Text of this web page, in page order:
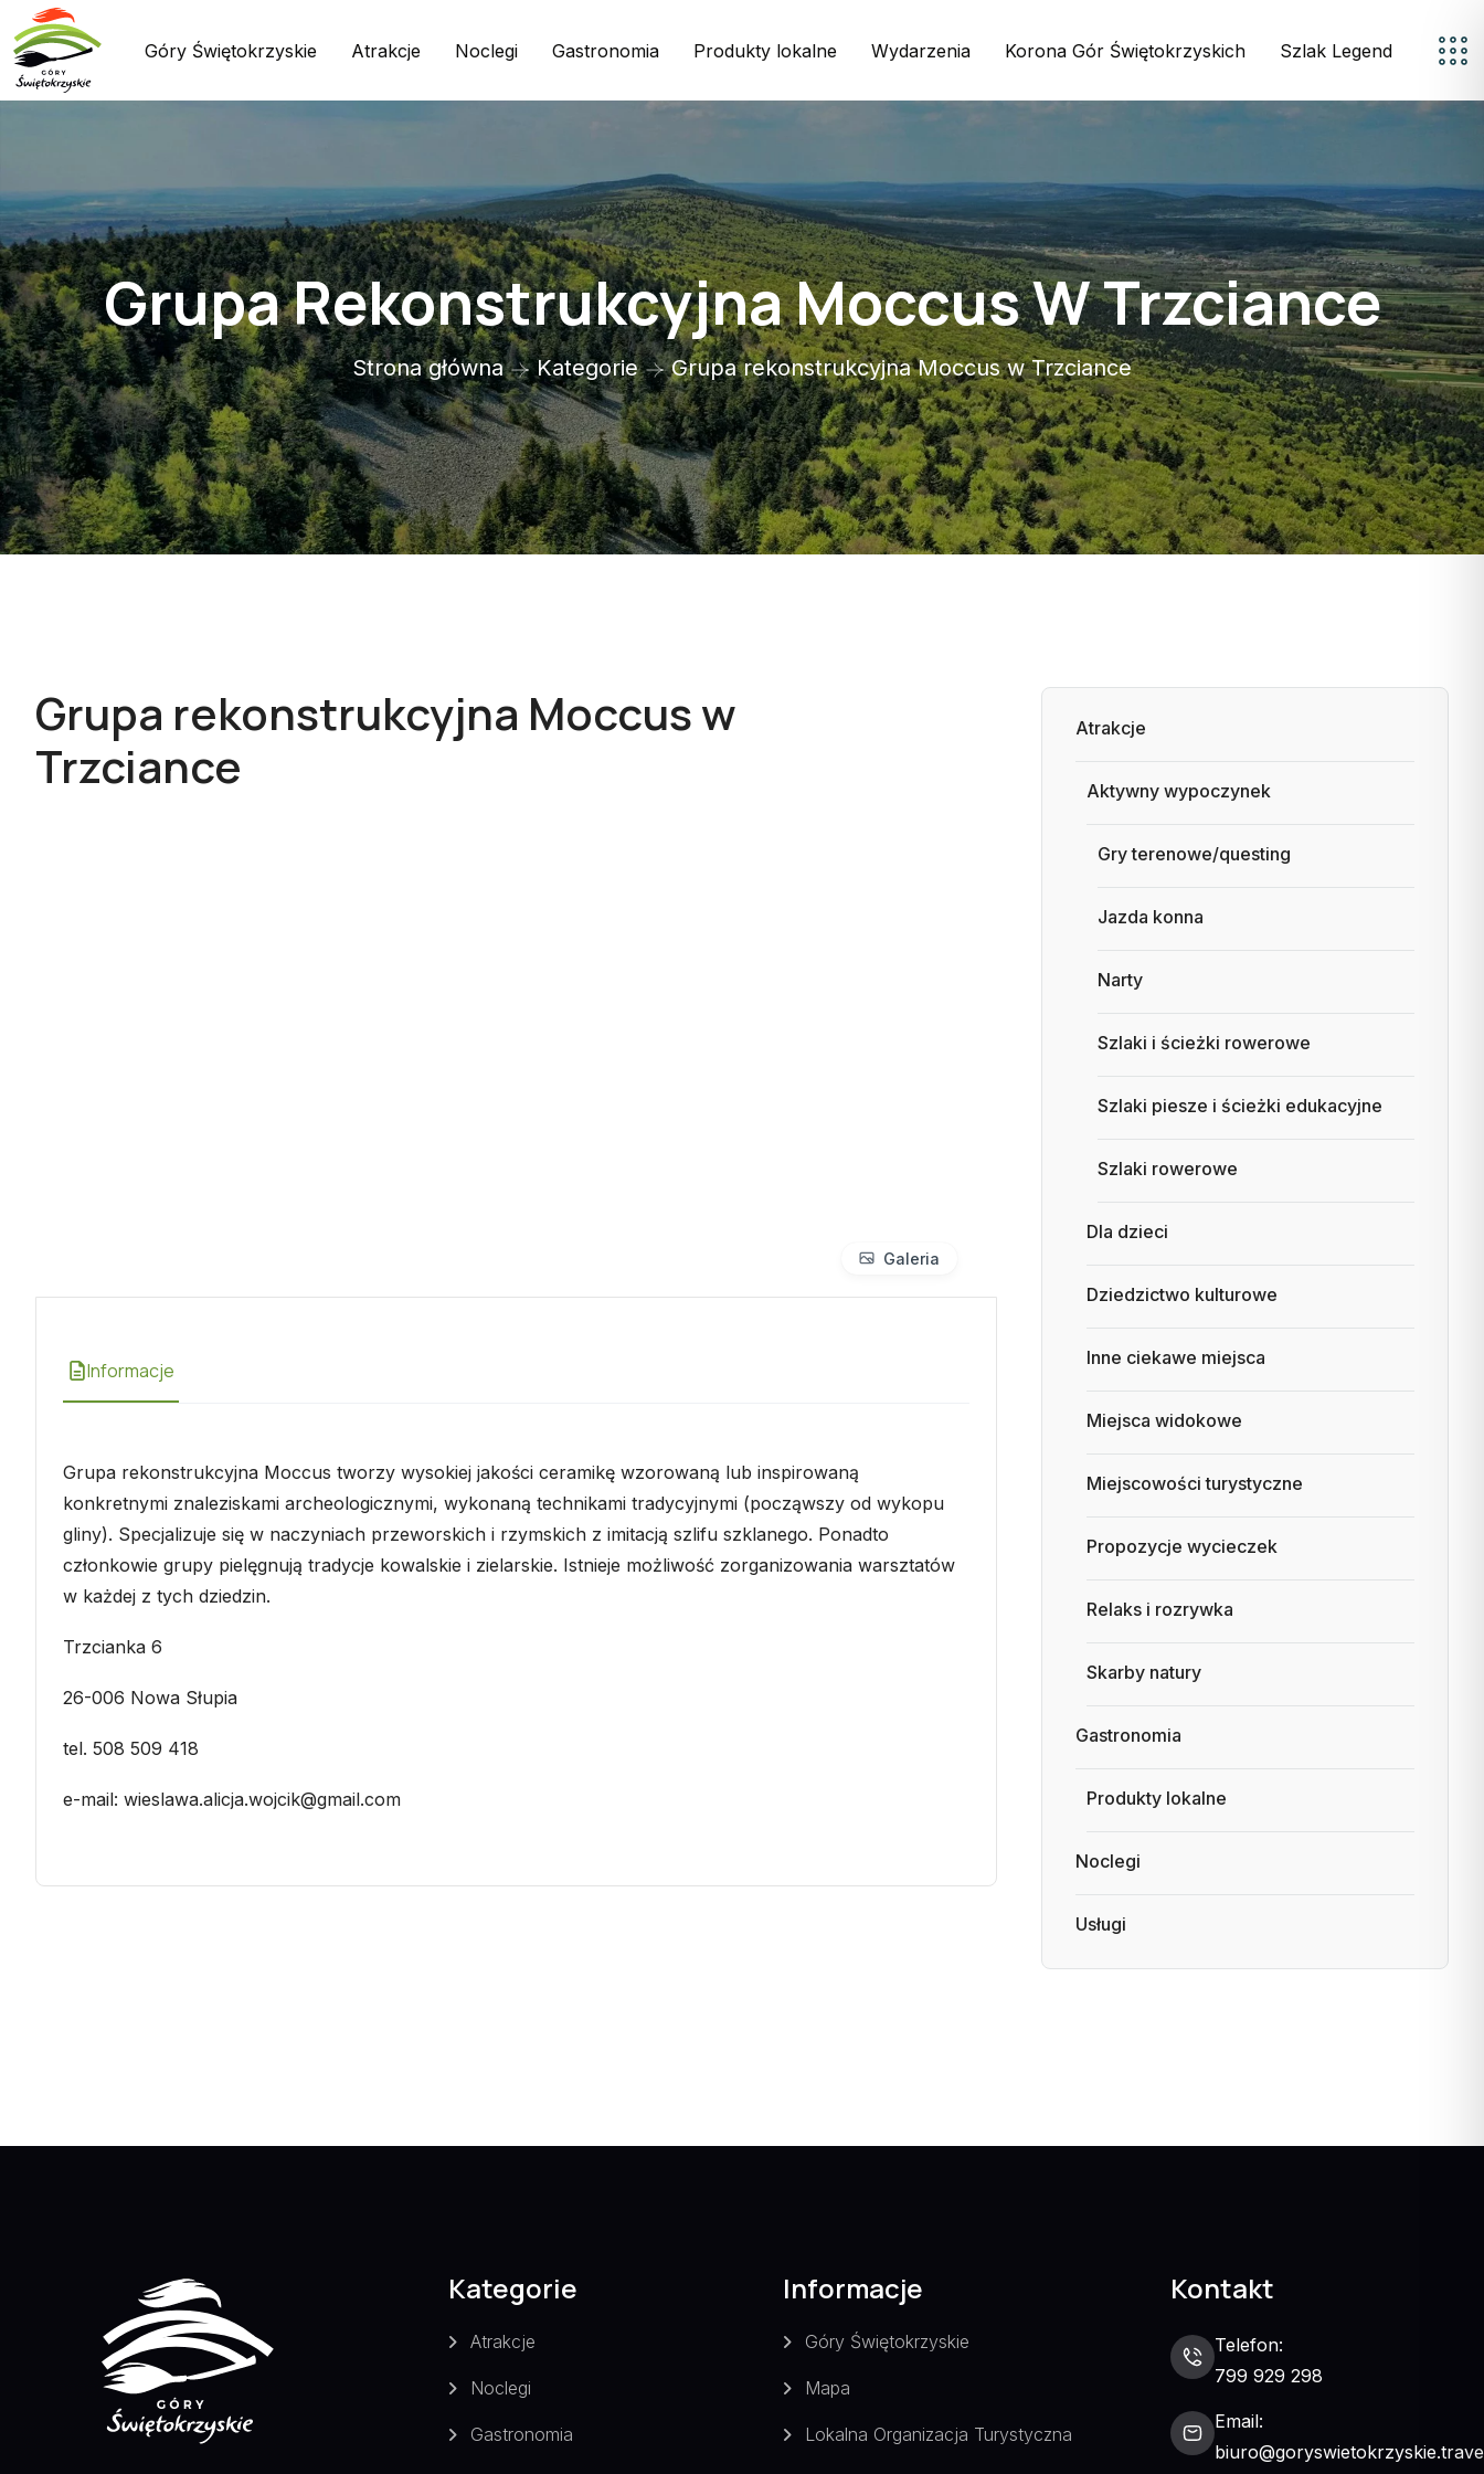
Góry Świętokrzyskie Atrakcje Noclegi Gastronomia Produkty lokalne Wydarzenia Korona Gór Świętokrzyskich Szlak Legend
Grupa Rekonstrukcyjna Moccus W Trzciance
Strona główna Kategorie Grupa rekonstrukcyjna Moccus w Trzciance
Grupa rekonstrukcyjna Moccus w
Trzciance
Galeria
Informacje
Grupa rekonstrukcyjna Moccus tworzy wysokiej jakości ceramikę wzorowaną lub inspirowaną
konkretnymi znaleziskami archeologicznymi, wykonaną technikami tradycyjnymi (począwszy od wykopu
gliny). Specjalizuje się w naczyniach przeworskich i rzymskich z imitacją szlifu szklanego. Ponadto
członkowie grupy pielęgnują tradycje kowalskie i zielarskie. Istnieje możliwość zorganizowania warsztatów
w każdej z tych dziedzin.
Trzcianka 6
26-006 Nowa Słupia
tel. 508 509 418
e-mail: wieslawa.alicja.wojcik@gmail.com
Atrakcje
Aktywny wypoczynek
Gry terenowe/questing
Jazda konna
Narty
Szlaki i ścieżki rowerowe
Szlaki piesze i ścieżki edukacyjne
Szlaki rowerowe
Dla dzieci
Dziedzictwo kulturowe
Inne ciekawe miejsca
Miejsca widokowe
Miejscowości turystyczne
Propozycje wycieczek
Relaks i rozrywka
Skarby natury
Gastronomia
Produkty lokalne
Noclegi
Usługi
Kategorie
Atrakcje
Noclegi
Gastronomia
Informacje
Góry Świętokrzyskie
Mapa
Lokalna Organizacja Turystyczna
Kontakt
Telefon:
799 929 298
Email: